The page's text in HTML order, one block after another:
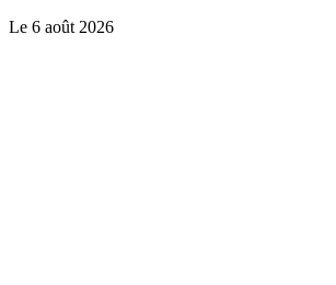
Le 6 août 2026